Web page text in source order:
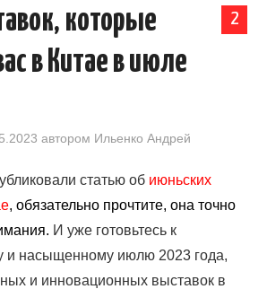
В КИТАЕ
С КИТАЕМ |
2
которые
в Китае в июле
автором Ильенко Андрей
статью об июньских
, обязательно прочтите, она точно
. И уже готовьтесь к
и насыщенному июлю 2023 года,
и инновационных выставок в